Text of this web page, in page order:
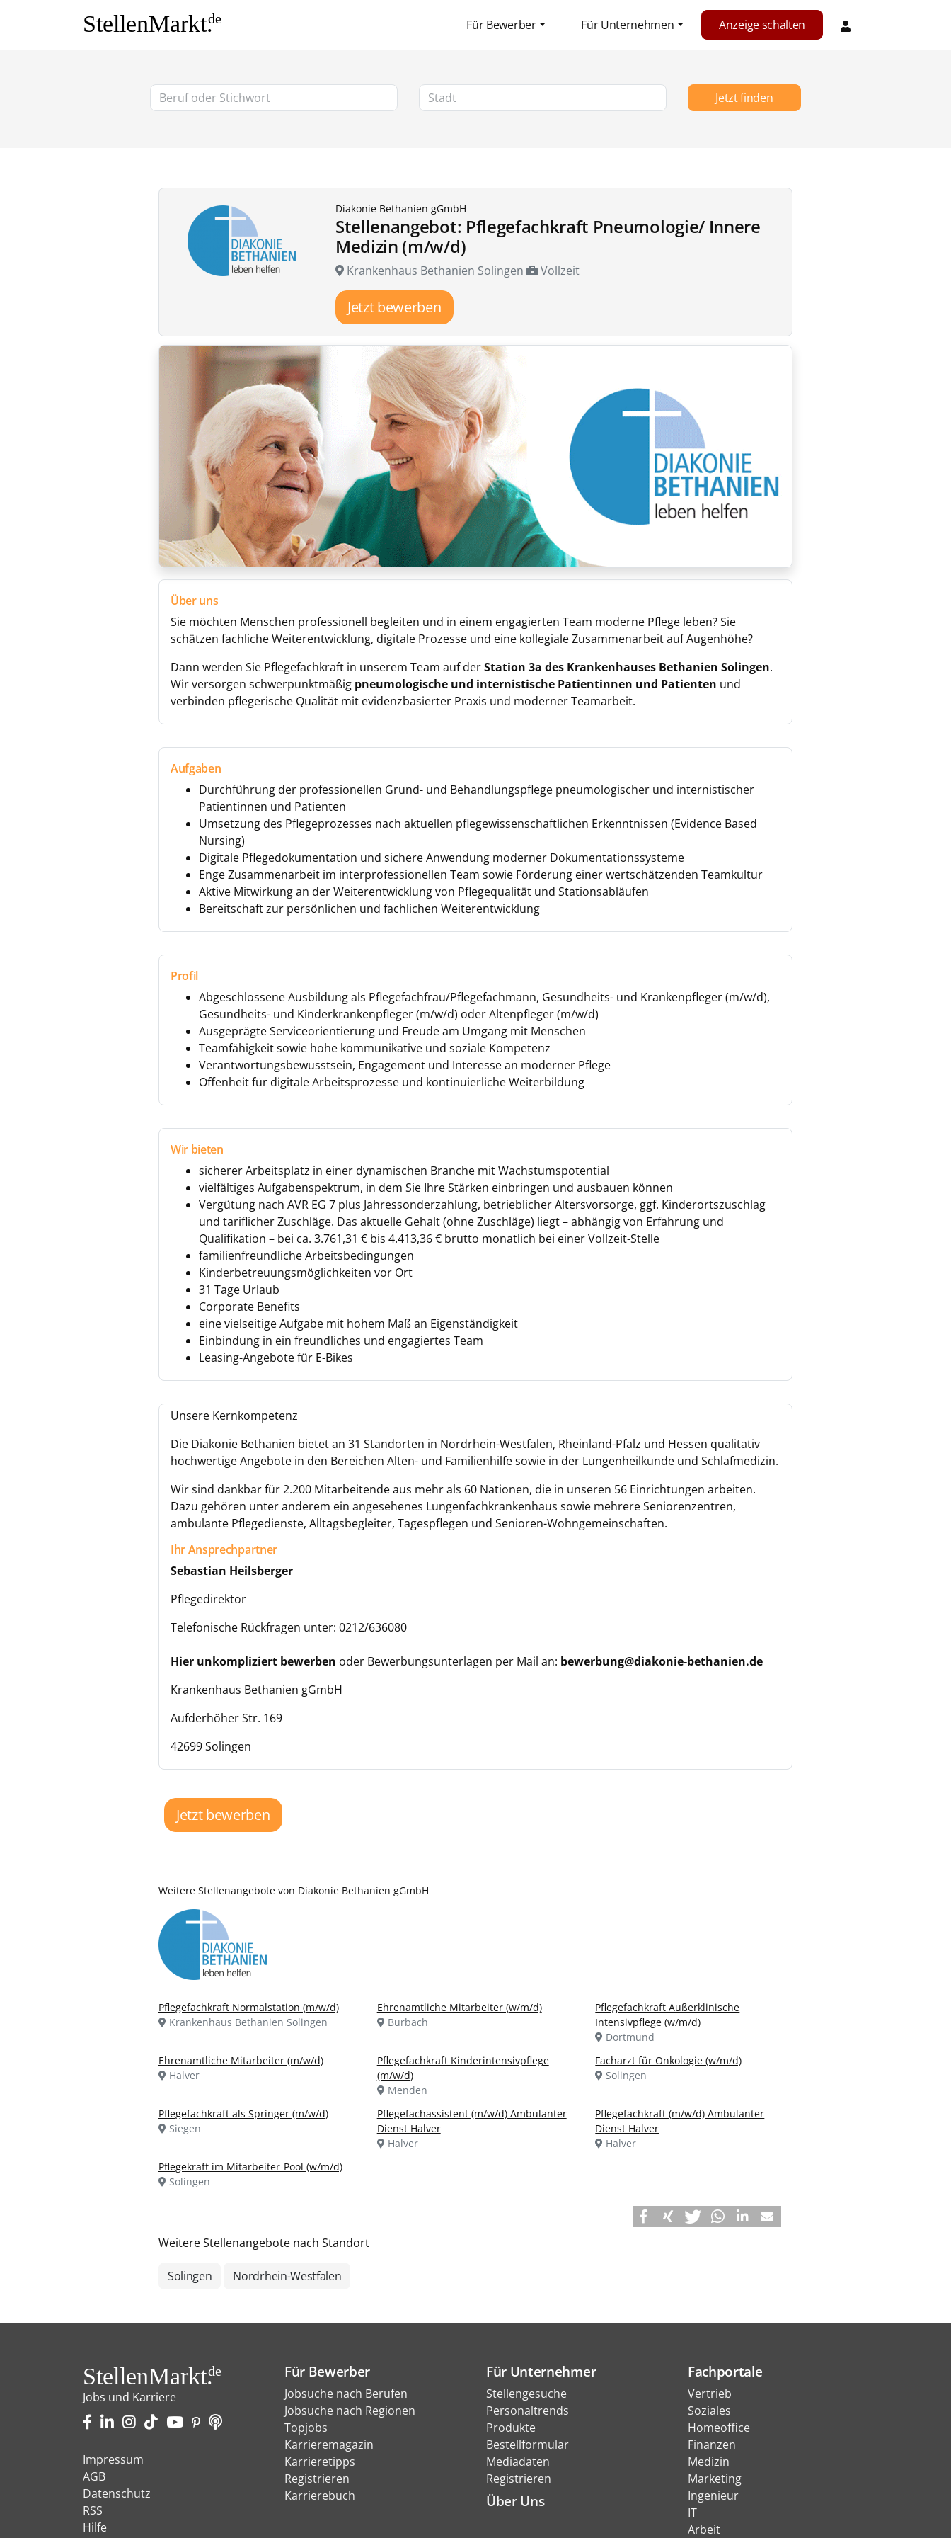
StellenMarkt.de Für Bewerber Für Unternehmen Anzeige schalten
Jetzt finden
Diakonie Bethanien gGmbH
Stellenangebot: Pflegefachkraft Pneumologie/ Innere
Medizin (m/w/d)
Krankenhaus Bethanien Solingen Vollzeit
Jetzt bewerben
Über uns
Sie möchten Menschen professionell begleiten und in einem engagierten Team moderne Pflege leben? Sie
schätzen fachliche Weiterentwicklung, digitale Prozesse und eine kollegiale Zusammenarbeit auf Augenhöhe?
Dann werden Sie Pflegefachkraft in unserem Team auf derStation 3a des Krankenhauses Bethanien Solingen.
Wir versorgen schwerpunktmäßig pneumologische und internistische Patientinnen und Patienten und
verbinden pflegerische Qualität mit evidenzbasierter Praxis und moderner Teamarbeit.
Aufgaben
Durchführung der professionellen Grund- und Behandlungspflege pneumologischer und internistischer
Patientinnen und Patienten
Umsetzung des Pflegeprozesses nach aktuellen pflegewissenschaftlichen Erkenntnissen (Evidence Based
Nursing)
Digitale Pflegedokumentation und sichere Anwendung moderner Dokumentationssysteme
Enge Zusammenarbeit im interprofessionellen Team sowie Förderung einer wertschätzenden Teamkultur
Aktive Mitwirkung an der Weiterentwicklung von Pflegequalität und Stationsabläufen
Bereitschaft zur persönlichen und fachlichen Weiterentwicklung
Profil
Abgeschlossene Ausbildung als Pflegefachfrau/Pflegefachmann, Gesundheits- und Krankenpfleger (m/w/d),
Gesundheits- und Kinderkrankenpfleger (m/w/d) oder Altenpfleger (m/w/d)
Ausgeprägte Serviceorientierung und Freude am Umgang mit Menschen
Teamfähigkeit sowie hohe kommunikative und soziale Kompetenz
Verantwortungsbewusstsein, Engagement und Interesse an moderner Pflege
Offenheit für digitale Arbeitsprozesse und kontinuierliche Weiterbildung
Wir bieten
sicherer Arbeitsplatz in einer dynamischen Branche mit Wachstumspotential
vielfältiges Aufgabenspektrum, in dem Sie Ihre Stärken einbringen und ausbauen können
Vergütung nach AVR EG 7 plus Jahressonderzahlung, betrieblicher Altersvorsorge, ggf. Kinderortszuschlag
und tariflicher Zuschläge. Das aktuelle Gehalt (ohne Zuschläge) liegt – abhängig von Erfahrung und
Qualifikation – bei ca. 3.761,31 € bis 4.413,36 € brutto monatlich bei einer Vollzeit-Stelle
familienfreundliche Arbeitsbedingungen
Kinderbetreuungsmöglichkeiten vor Ort
31 Tage Urlaub
Corporate Benefits
eine vielseitige Aufgabe mit hohem Maß an Eigenständigkeit
Einbindung in ein freundliches und engagiertes Team
Leasing-Angebote für E-Bikes
Unsere Kernkompetenz
Die Diakonie Bethanien bietet an 31 Standorten in Nordrhein-Westfalen, Rheinland-Pfalz und Hessen qualitativ
hochwertige Angebote in den Bereichen Alten- und Familienhilfe sowie in der Lungenheilkunde und Schlafmedizin.
Wir sind dankbar für 2.200 Mitarbeitende aus mehr als 60 Nationen, die in unseren 56 Einrichtungen arbeiten.
Dazu gehören unter anderem ein angesehenes Lungenfachkrankenhaus sowie mehrere Seniorenzentren,
ambulante Pflegedienste, Alltagsbegleiter, Tagespflegen und Senioren-Wohngemeinschaften.
Ihr Ansprechpartner
Sebastian Heilsberger
Pflegedirektor
Telefonische Rückfragen unter: 0212/636080
Hier unkompliziert bewerben oder Bewerbungsunterlagen per Mail an: bewerbung@diakonie-bethanien.de
Krankenhaus Bethanien gGmbH
Aufderhöher Str. 169
42699 Solingen
Jetzt bewerben
Weitere Stellenangebote von Diakonie Bethanien gGmbH
Pflegefachkraft Normalstation (m/w/d)
Krankenhaus Bethanien Solingen
Ehrenamtliche Mitarbeiter (w/m/d)
Burbach
Pflegefachkraft Außerklinische
Intensivpflege (w/m/d)
Dortmund
Ehrenamtliche Mitarbeiter (m/w/d)
Halver
Pflegefachkraft Kinderintensivpflege
(m/w/d)
Menden
Facharzt für Onkologie (w/m/d)
Solingen
Pflegefachkraft als Springer (m/w/d)
Siegen
Pflegefachassistent (m/w/d) Ambulanter
Dienst Halver
Halver
Pflegefachkraft (m/w/d) Ambulanter
Dienst Halver
Halver
Pflegekraft im Mitarbeiter-Pool (w/m/d)
Solingen
Weitere Stellenangebote nach Standort
Solingen Nordrhein-Westfalen
StellenMarkt.de
Jobs und Karriere
Impressum
AGB
Datenschutz
RSS
Hilfe
Für Bewerber
Jobsuche nach Berufen
Jobsuche nach Regionen
Topjobs
Karrieremagazin
Karrieretipps
Registrieren
Karrierebuch
Für Unternehmer
Stellengesuche
Personaltrends
Produkte
Bestellformular
Mediadaten
Registrieren
Über Uns
Fachportale
Vertrieb
Soziales
Homeoffice
Finanzen
Medizin
Marketing
Ingenieur
IT
Arbeit